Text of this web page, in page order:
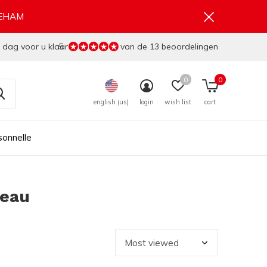
english (us) login wish list
0
cart
0
voor u klaar
5 van de 13 beoordelingen